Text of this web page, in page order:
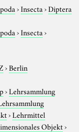
›Insecta›Diptera
›Insecta›
›Berlin
›Lehrsammlung
›Lehrmittel
Objekt›